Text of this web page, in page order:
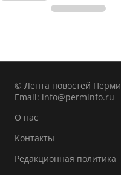
© Лента новостей Перми
Email: info@perminfo.ru
О нас
Контакты
Редакционная политика